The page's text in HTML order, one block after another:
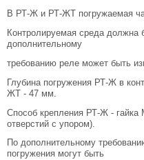
В РТ-Ж и РТ-ЖТ погружаемая
Контролируемая среда должна
дополнительному
требованию реле может быть
Глубина погружения РТ-Ж в
ЖТ - 47 мм.
Способ крепления РТ-Ж -
отверстий с упором).
По дополнительному
погружения могут быть